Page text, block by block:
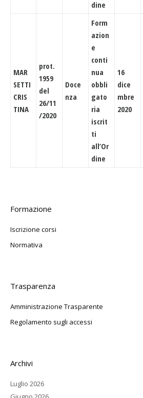
dine
MAR
SETTI
CRIS
TINA
prot.
1959
del
26/11
/2020
Doce
nza
Form
azion
e
conti
nua
obbli
gato
ria
iscrit
ti
all’Or
dine
16
dice
mbre
2020
Formazione
Iscrizione corsi
Normativa
Trasparenza
Amministrazione Trasparente
Regolamento sugli accessi
Archivi
Luglio 2026